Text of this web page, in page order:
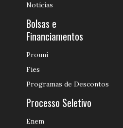
Notícias
Bolsas e
Financiamentos
Prouni
Fies
Programas de Descontos
Processo Seletivo
Enem